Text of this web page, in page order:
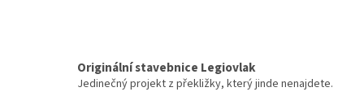
Originální stavebnice Legiovlak
Jedinečný projekt z překližky, který jinde nenajdete.